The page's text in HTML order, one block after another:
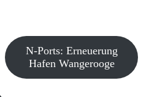
N-Ports: Erneuerung
Hafen Wangerooge